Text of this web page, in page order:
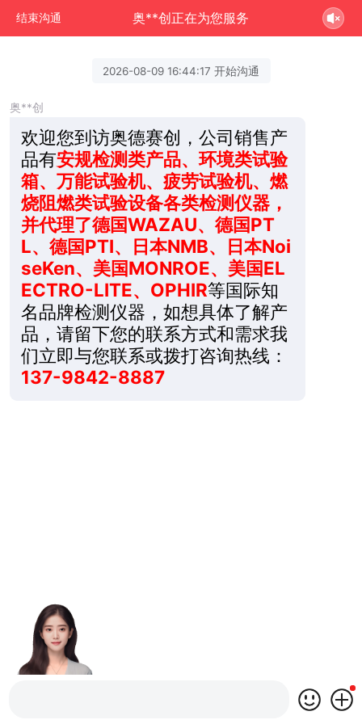
结束沟通 奥**创正在为您服务
2026-08-09 16:44:17 开始沟通
奥**创
欢迎您到访奥德赛创，公司销售产
品有安规检测类产品、环境类试验
箱、万能试验机、疲劳试验机、燃
烧阻燃类试验设备各类检测仪器，
并代理了德国WAZAU、德国PT
L、德国PTI、日本NMB、日本Noi
seKen、美国MONROE、美国EL
ECTRO-LITE、OPHIR等国际知
名品牌检测仪器，如想具体了解产
品，请留下您的联系方式和需求我
们立即与您联系或拨打咨询热线：
137-9842-8887